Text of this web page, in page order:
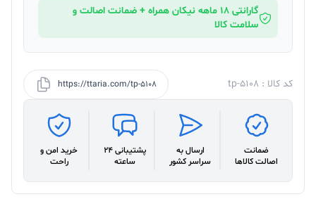
گارانتی 18 ماهه نیکان همراه + ضمانت اصالت و
سلامت کالا
کد کالا : tp-5108 https://ttaria.com/tp-5108
ضمانت
اصالت کالاها
ارسال به
سراسر کشور
پشتیبانی 24
ساعته
خرید امن و
راحت